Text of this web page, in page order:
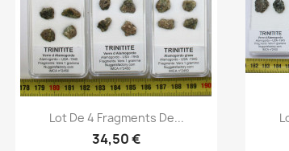
Aperçu rapide
Lot De 4 Fragments De...
34,50 €